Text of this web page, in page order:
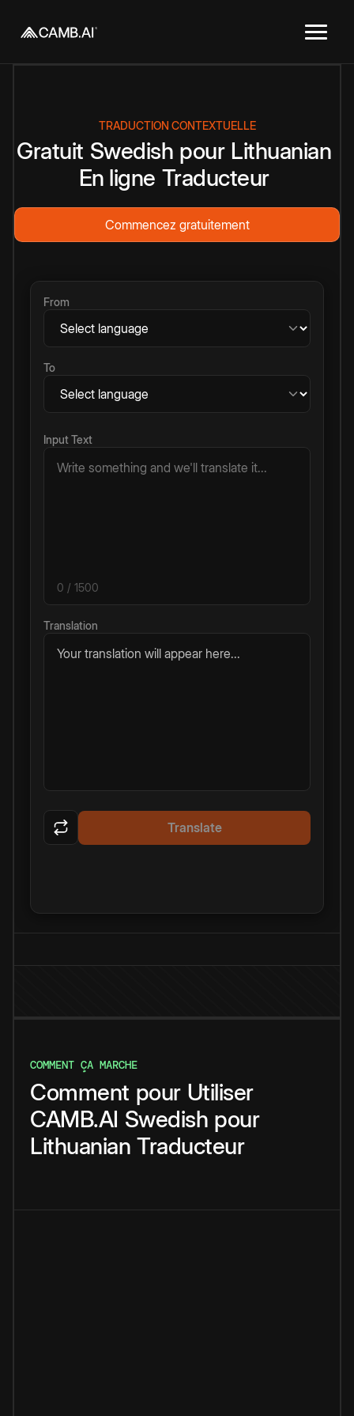
TRADUCTION CONTEXTUELLE
Gratuit Swedish pour Lithuanian
En ligne Traducteur
Commencez gratuitement
From
To
Input Text
0 / 1500
Translation
Your translation will appear here...
Translate
COMMENT ÇA MARCHE
Comment pour Utiliser
CAMB.AI Swedish pour
Lithuanian Traducteur